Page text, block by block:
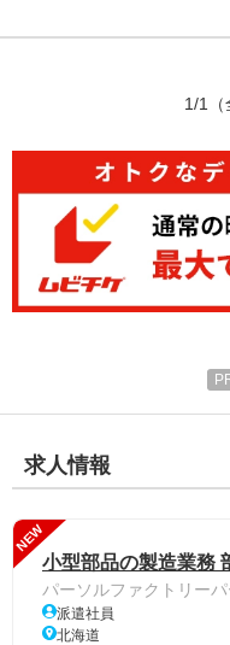
1/1
求人情報
NEW
小型部品の製造業務
パーソルファクトリー
派遣社員
北海道